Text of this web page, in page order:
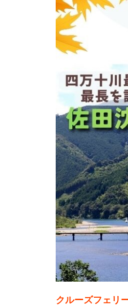
クルーズフェリ